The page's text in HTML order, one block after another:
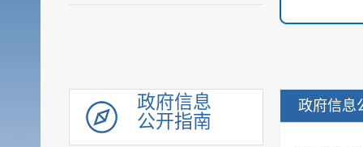
政府信息
公开指南
社会救助
社会福利
政府信息